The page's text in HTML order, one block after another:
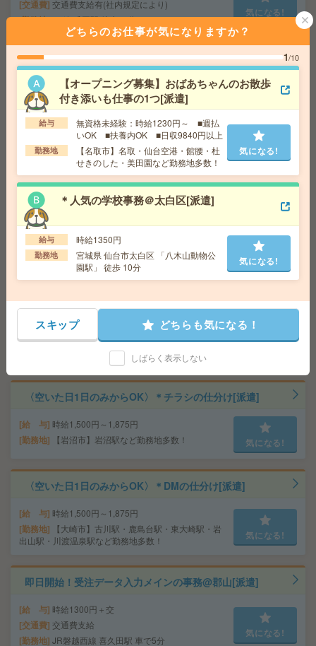
交通費 交通費支給有(社内規定により)
勤務地 JR線 盛岡駅 徒歩10分
気になる!
〈空いた日1日のみからOK〉＊コスメの仕分け[派遣]
給 与 時給1,500円～1,875円
勤務地
【気仙沼市】気仙沼駅・小金沢駅・大谷海岸
駅・上鹿折駅・蔵内駅など勤務地多数！
気になる!
【青森空港／新青森駅】レンタカー店での受付とカンタ
ン事務！[派遣]
給 与 時給1250円＋交
交通費
勤務地 JR奥羽本線 青森駅 車20分
高時給！平日休み！日勤のお仕事！自動車の整備作業[派
給 与 時給2100円 【月収例】例330,000円(稼働21
交通費 交通費支給有り 気になる!
〈空いた日1日のみからOK〉＊チラシの仕分け[派遣]
給 与 時給1,500円～1,875円
勤務地 【岩沼市】岩沼駅など勤務地多数！ 気になる!
〈空いた日1日のみからOK〉＊DMの仕分け[派遣]
給 与 時給1,500円～1,875円
勤務地
【大崎市】古川駅・鹿島台駅・東大崎駅・岩
出山駅・川渡温泉駅など勤務地多数！
気になる!
即日開始！受注データ入力メインの事務@郡山[派遣]
給 与 時給1300円＋交
交通費 交通費支給
勤務地 JR磐越西線 喜久田駅 車で5分
気になる!
どちらのお仕事が気になりますか？
1/10
【オープニング募集】おばあちゃんのお散歩
付き添いも仕事の1つ[派遣]
給与
無資格未経験：時給1230円～ ■週払
いOK ■扶養内OK ■日収9840円以上
勤務地
【名取市】名取・仙台空港・館腰・杜
せきのした・美田園など勤務地多数！
気になる!
＊人気の学校事務＠太白区[派遣]
給与 時給1350円
勤務地
宮城県 仙台市太白区 「八木山動物公
園駅」 徒歩 10分
気になる!
スキップ どちらも気になる！
しばらく表示しない